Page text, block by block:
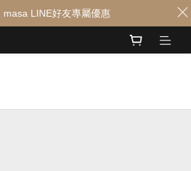
LINE好友專屬優惠